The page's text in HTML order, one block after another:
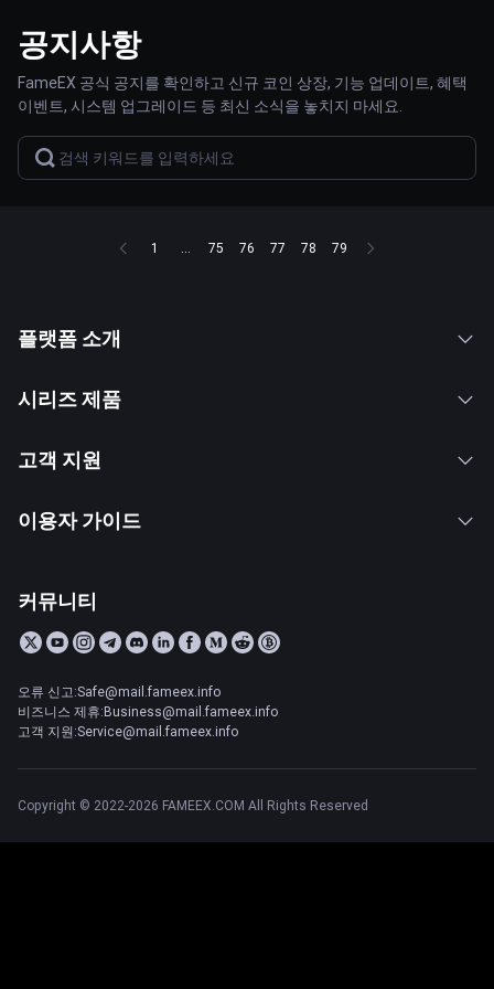
공지사항
FameEX 공식 공지를 확인하고 신규 코인 상장, 기능 업데이트, 혜택
이벤트, 시스템 업그레이드 등 최신 소식을 놓치지 마세요.
1 ... 75 76 77 78 79
플랫폼 소개
시리즈 제품
고객 지원
이용자 가이드
커뮤니티
오류 신고:Safe@mail.fameex.info
비즈니스 제휴:Business@mail.fameex.info
고객 지원:Service@mail.fameex.info
Copyright © 2022-2026 FAMEEX.COM All Rights Reserved